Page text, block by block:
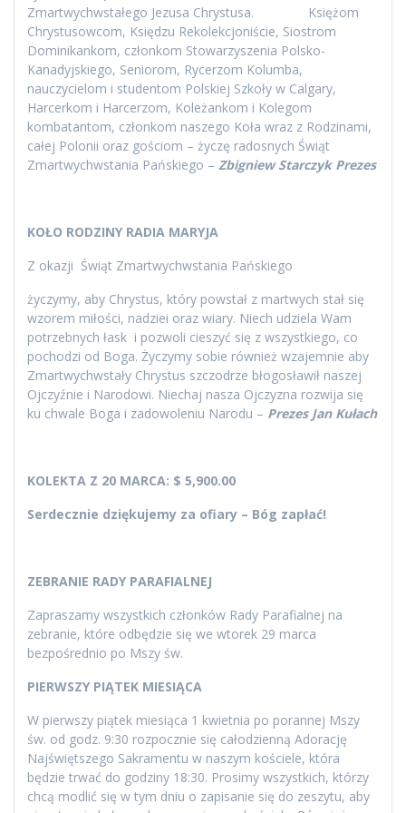
Zmartwychwstałego Jezusa Chrystusa. Księżom
Chrystusowcom, Księdzu Rekolekcjoniście, Siostrom
Dominikankom, członkom Stowarzyszenia Polsko-
Kanadyjskiego, Seniorom, Rycerzom Kolumba,
nauczycielom i studentom Polskiej Szkoły w Calgary,
Harcerkom i Harcerzom, Koleżankom i Kolegom
kombatantom, członkom naszego Koła wraz z Rodzinami,
całej Polonii oraz gościom – życzę radosnych Świąt
Zmartwychwstania Pańskiego – Zbigniew Starczyk Prezes
KOŁO RODZINY RADIA MARYJA
Z okazji Świąt Zmartwychwstania Pańskiego
życzymy, aby Chrystus, który powstał z martwych stał się
wzorem miłości, nadziei oraz wiary. Niech udziela Wam
potrzebnych łask i pozwoli cieszyć się z wszystkiego, co
pochodzi od Boga. Życzymy sobie również wzajemnie aby
Zmartwychwstały Chrystus szczodrze błogosławił naszej
Ojczyźnie i Narodowi. Niechaj nasza Ojczyzna rozwija się
ku chwale Boga i zadowoleniu Narodu – Prezes Jan Kułach
KOLEKTA Z 20 MARCA: $ 5,900.00
Serdecznie dziękujemy za ofiary – Bóg zapłać!
ZEBRANIE RADY PARAFIALNEJ
Zapraszamy wszystkich członków Rady Parafialnej na
zebranie, które odbędzie się we wtorek 29 marca
bezpośrednio po Mszy św.
PIERWSZY PIĄTEK MIESIĄCA
W pierwszy piątek miesiąca 1 kwietnia po porannej Mszy
św. od godz. 9:30 rozpocznie się całodzienną Adorację
Najświętszego Sakramentu w naszym kościele, która
będzie trwać do godziny 18:30. Prosimy wszystkich, którzy
chcą modlić się w tym dniu o zapisanie się do zeszytu, aby